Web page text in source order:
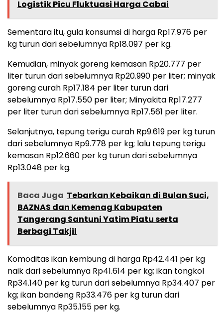
Logistik Picu Fluktuasi Harga Cabai
Sementara itu, gula konsumsi di harga Rp17.976 per
kg turun dari sebelumnya Rp18.097 per kg.
Kemudian, minyak goreng kemasan Rp20.777 per
liter turun dari sebelumnya Rp20.990 per liter; minyak
goreng curah Rp17.184 per liter turun dari
sebelumnya Rp17.550 per liter; Minyakita Rp17.277
per liter turun dari sebelumnya Rp17.561 per liter.
Selanjutnya, tepung terigu curah Rp9.619 per kg turun
dari sebelumnya Rp9.778 per kg; lalu tepung terigu
kemasan Rp12.660 per kg turun dari sebelumnya
Rp13.048 per kg.
Baca Juga Tebarkan Kebaikan di Bulan Suci,
BAZNAS dan Kemenag Kabupaten
Tangerang Santuni Yatim Piatu serta
Berbagi Takjil
Komoditas ikan kembung di harga Rp42.441 per kg
naik dari sebelumnya Rp41.614 per kg; ikan tongkol
Rp34.140 per kg turun dari sebelumnya Rp34.407 per
kg; ikan bandeng Rp33.476 per kg turun dari
sebelumnya Rp35.155 per kg.